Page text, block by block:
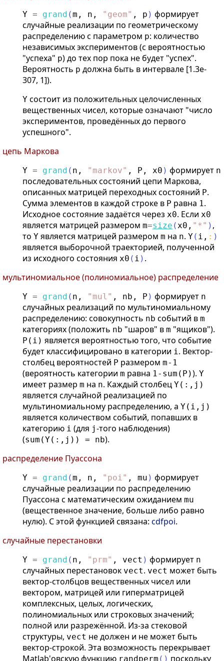
Y = grand (m , n , " geom" , p ) формирует
случайные реализации по геометрическому
распределению с параметром p: количество
независимых экспериментов (с вероятностью
"успеха" p) до тех пор пока не будет "успех".
Вероятность p должна быть в интервале [1.3e-
307, 1]).
Y состоит из положительных целочисленных
вещественных чисел, которые означают "число
экспериментов, проведённых до первого
успешного".
цепь Маркова
Y = grand ( n , " markov" , P , x0 ) формирует n
последовательных состояний цепи Маркова,
описанных матрицей переходных состояний P.
Сумма элементов в каждой строке в P равна 1 .
Исходное состояние задаётся через x0. Если x0
является матрицей размером m=size ( x0 , " * " ) ,
то Y является матрицей размером m на n. Y( i , : )
является выборочной траекторией, полученной
из исходного состояния x0 ( i ) .
мультиномиальное (полиномиальное) распределение
Y = grand ( n , " mul " , nb , P ) формирует n
случайных реализаций по мультиномиальному
распределению: совокупность nb событий в m
категориях (положить nb "шаров" в m "ящиков").
P(i) является вероятностью того, что событие
будет классифицировано в категории i . Вектор-
столбец вероятностей P размером m-1
(вероятность категории m равна 1-sum(P)). Y
имеет размер m на n. Каждый столбец Y(:,j)
является случайной реализацией по
мультиномиальному распределению, а Y(i,j)
является количеством событий, попавших в
категорию i (для j-того наблюдения)
(sum(Y(:,j)) = nb).
распределение Пуассона
Y = grand (m , n , " poi " , mu ) формирует
случайные реализации по распределению
Пуассона с математическим ожиданием mu
(вещественное значение, больше либо равно
нулю). С этой функцией связана: cdfpoi.
случайные перестановки
Y = grand ( n , " prm" , vect ) формирует n
случайных перестановок vect. vect может быть
вектор-столбцов вещественных чисел или
вектором, матрицей или гиперматрицей
комплексных, целых, логических,
полиномиальных или строковых значений;
полной или разрежённой. Из-за стековой
структуры, vect не должен и не может быть
вектор-строкой. Эта возможность перекрывает
Matlab'овскую функцию randperm ( ) поскольку